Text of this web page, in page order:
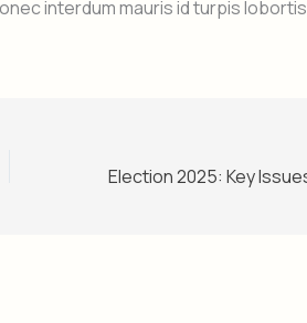
interdum mauris id turpis lobortis